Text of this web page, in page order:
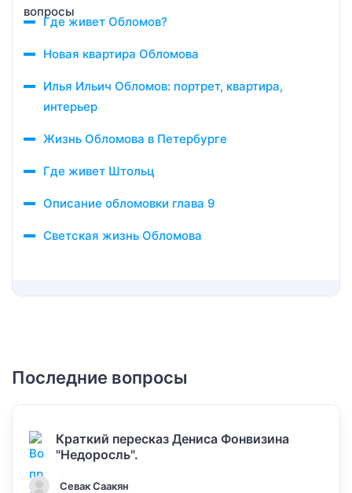
Где живет Обломов?
Новая квартира Обломова
Илья Ильич Обломов: портрет, квартира,
интерьер
Жизнь Обломова в Петербурге
Где живет Штольц
Описание обломовки глава 9
Светская жизнь Обломова
Последние вопросы
Краткий пересказ Дениса Фонвизина
"Недоросль".
Севак Саакян